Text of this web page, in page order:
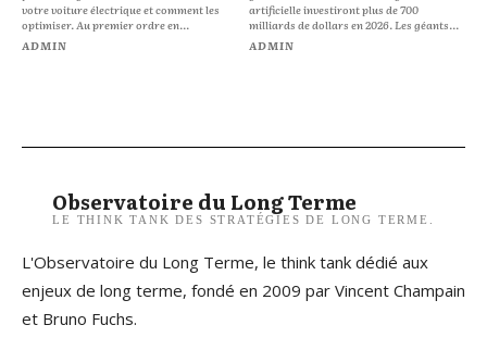
votre voiture électrique et comment les
optimiser. Au premier ordre en...
ADMIN
artificielle investiront plus de 700
milliards de dollars en 2026. Les géants...
ADMIN
Observatoire du Long Terme
LE THINK TANK DES STRATÉGIES DE LONG TERME.
L'Observatoire du Long Terme, le think tank dédié aux
enjeux de long terme, fondé en 2009 par Vincent Champain
et Bruno Fuchs.